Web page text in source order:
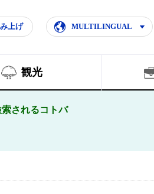
上げ MULTILINGUAL
観光
索されるコトバ